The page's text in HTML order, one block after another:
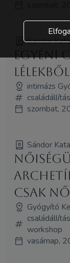
Sándor
Egyéni
intimázs
családállítás
szombat,
Sándor
csak
Gyógyító
workshop
vasárnap,